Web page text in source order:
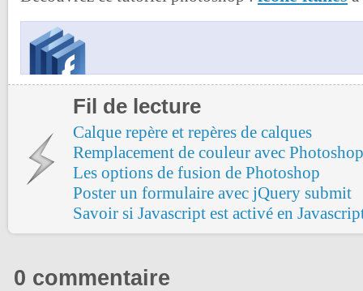
Fil de lecture
Calque repère et repères de calques
Remplacement de couleur avec Photoshop
Les options de fusion de Photoshop
Poster un formulaire avec jQuery submit
Savoir si Javascript est activé en
0 commentaire